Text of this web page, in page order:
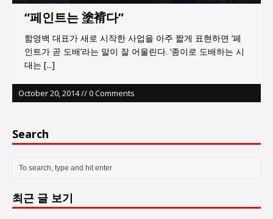
“페인트는 塗褙다”
함영백 대표가 새로 시작한 사업을 아주 짧게 표현하면 ‘페
인트가 곧 도배’라는 말이 잘 어울린다. ‘종이로 도배하는 시
대는 [...]
October 20, 2014 // 0 Comments
Search
최근 글 보기